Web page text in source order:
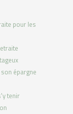
pour les
épargne
tenir